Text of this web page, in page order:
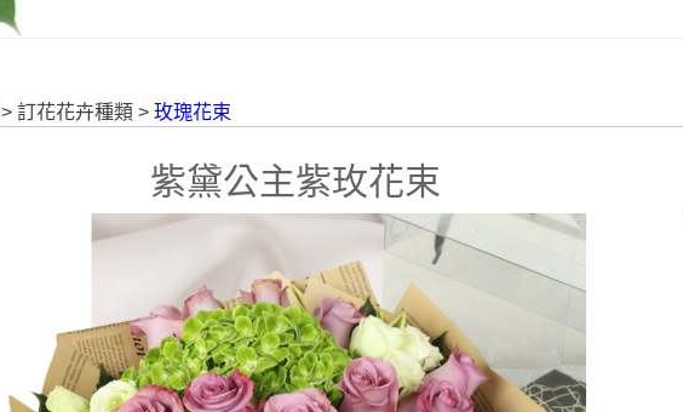
> 訂花花卉種類 >玫瑰花束
紫黛公主紫玫花束